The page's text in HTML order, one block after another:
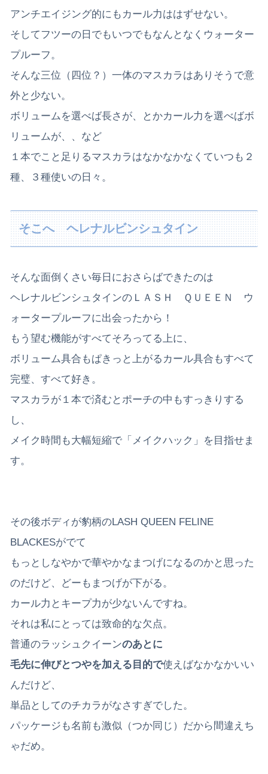
アンチエイジング的にもカール力ははずせない。
そしてフツーの日でもいつでもなんとなくウォーター
プルーフ。
そんな三位（四位？）一体のマスカラはありそうで意
外と少ない。
ボリュームを選べば長さが、とかカール力を選べばボ
リュームが、、など
１本でこと足りるマスカラはなかなかなくていつも２
種、３種使いの日々。
そこへ ヘレナルビンシュタイン
そんな面倒くさい毎日におさらばできたのは
ヘレナルビンシュタインのＬＡＳＨ ＱＵＥＥＮ ウ
ォータープルーフに出会ったから！
もう望む機能がすべてそろってる上に、
ボリューム具合もぱきっと上がるカール具合もすべて
完璧、すべて好き。
マスカラが１本で済むとポーチの中もすっきりする
し、
メイク時間も大幅短縮で「メイクハック」を目指せま
す。
その後ボディが豹柄のLASH QUEEN FELINE
BLACKESがでて
もっとしなやかで華やかなまつげになるのかと思った
のだけど、どーもまつげが下がる。
カール力とキープ力が少ないんですね。
それは私にとっては致命的な欠点。
普通のラッシュクイーンのあとに
毛先に伸びとつやを加える目的で使えばなかなかいい
んだけど、
単品としてのチカラがなさすぎでした。
パッケージも名前も激似（つか同じ）だから間違えち
ゃだめ。